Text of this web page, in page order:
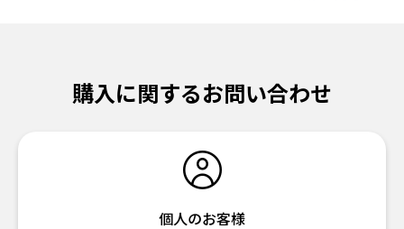
購入に関するお問い合わせ
個人のお客様